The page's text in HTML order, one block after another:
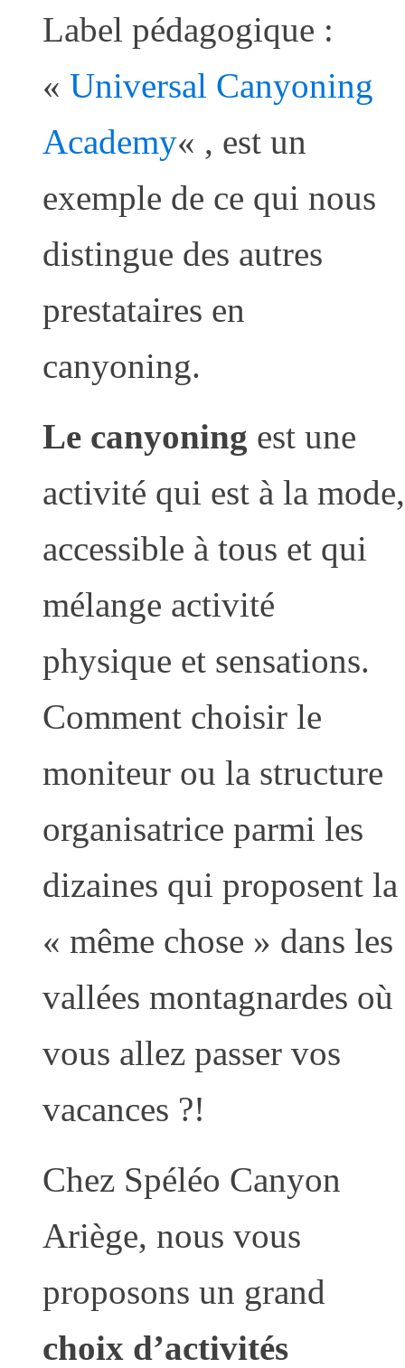
Label pédagogique :
« Universal Canyoning
Academy« , est un
exemple de ce qui nous
distingue des autres
prestataires en
canyoning.
Le canyoning est une
activité qui est à la mode,
accessible à tous et qui
mélange activité
physique et sensations.
Comment choisir le
moniteur ou la structure
organisatrice parmi les
dizaines qui proposent la
« même chose » dans les
vallées montagnardes où
vous allez passer vos
vacances ?!
Chez Spéléo Canyon
Ariège, nous vous
proposons un grand
choix d’activités